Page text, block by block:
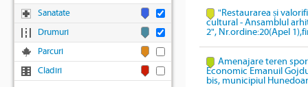
"Restaurarea și
cultural - Ansamblul
2", Nr.ordine:20(Apel
Amenajare teren
Economic Emanuil
bis, municipiul
Sanatate
Drumuri
Parcuri
Cladiri